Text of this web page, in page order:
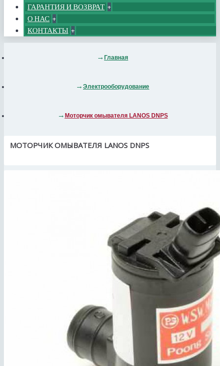
ГАРАНТИЯ И ВОЗВРАТ +
О НАС +
КОНТАКТЫ +
Главная
Электрооборудование
Моторчик омывателя LANOS DNPS
МОТОРЧИК ОМЫВАТЕЛЯ LANOS DNPS